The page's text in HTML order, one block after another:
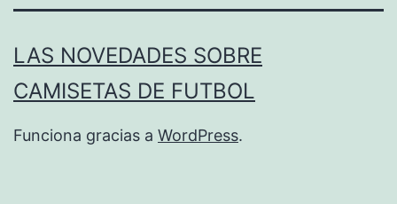
LAS NOVEDADES SOBRE
CAMISETAS DE FUTBOL
Funciona gracias a WordPress.